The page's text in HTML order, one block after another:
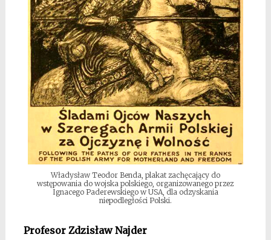
Władysław Teodor Benda, plakat zachęcający do
wstępowania do wojska polskiego, organizowanego przez
Ignacego Paderewskiego w USA, dla odzyskania
niepodległości Polski.
Profesor Zdzisław Najder